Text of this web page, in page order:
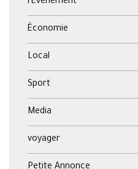
Économie
Local
Sport
Media
voyager